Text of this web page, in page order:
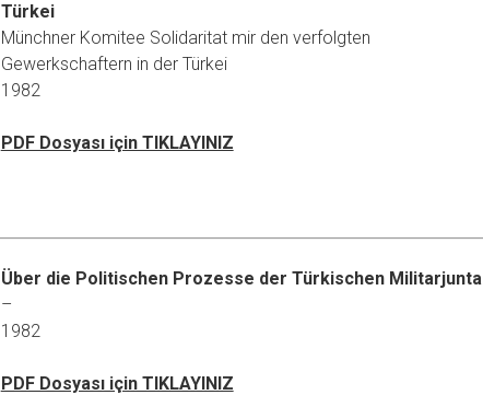
Türkei
Münchner Komitee Solidaritat mir den verfolgten
Gewerkschaftern in der Türkei
1982
PDF Dosyası için TIKLAYINIZ
Über die Politischen Prozesse der Türkischen Militarjunta
–
1982
PDF Dosyası için TIKLAYINIZ